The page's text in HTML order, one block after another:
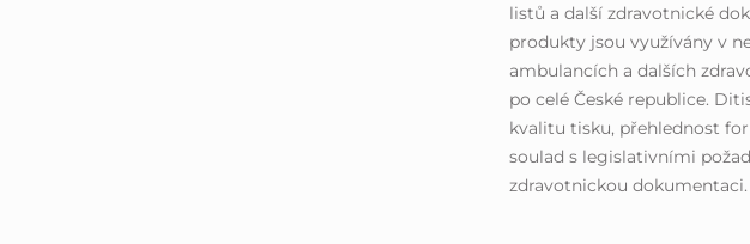
listů a další zdravotnické
produkty jsou využívány v
ambulancích a dalších
po celé České republice.
kvalitu tisku, přehlednost
soulad s legislativními
zdravotnickou dokumentaci.